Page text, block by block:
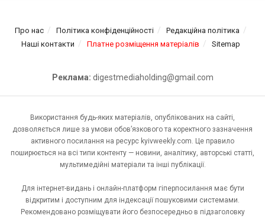
Про нас Політика конфіденційності
Редакційна політика
Наші контакти
Платне розміщення матеріалів Sitemap
Реклама: digestmediaholding@gmail.com
Використання будь-яких матеріалів, опублікованих на сайті,
дозволяється лише за умови обов’язкового та коректного зазначення
активного посилання на ресурс kyivweekly.com. Це правило
поширюється на всі типи контенту — новини, аналітику, авторські статті,
мультимедійні матеріали та інші публікації.
Для інтернет-видань і онлайн-платформ гіперпосилання має бути
відкритим і доступним для індексації пошуковими системами.
Рекомендовано розміщувати його безпосередньо в підзаголовку